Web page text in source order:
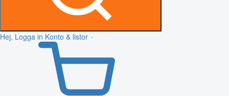
Hej, Logga in Konto & listor